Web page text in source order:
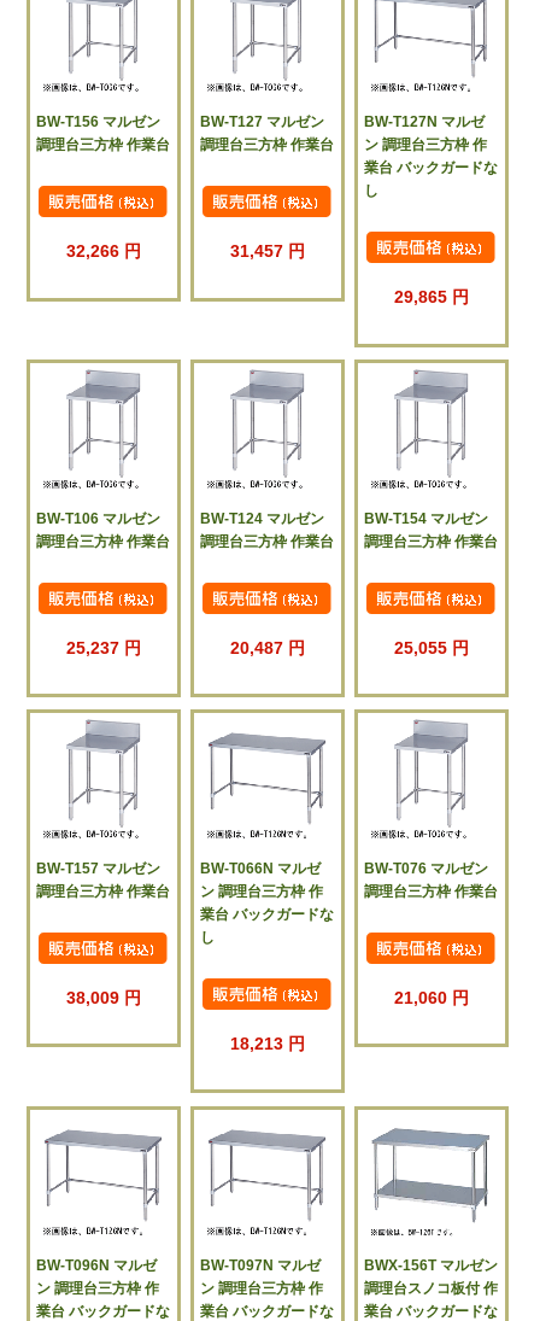
BW-T156 マルゼン
調理台三方枠 作業台
32,266 円
BW-T127 マルゼン
調理台三方枠 作業台
31,457 円
BW-T127N マルゼ
ン 調理台三方枠 作
業台 バックガードな
し
29,865 円
BW-T106 マルゼン
調理台三方枠 作業台
25,237 円
BW-T124 マルゼン
調理台三方枠 作業台
20,487 円
BW-T154 マルゼン
調理台三方枠 作業台
25,055 円
BW-T157 マルゼン
調理台三方枠 作業台
38,009 円
BW-T066N マルゼ
ン 調理台三方枠 作
業台 バックガードな
し
18,213 円
BW-T076 マルゼン
調理台三方枠 作業台
21,060 円
BW-T096N マルゼ
ン 調理台三方枠 作
業台 バックガードな
BW-T097N マルゼ
ン 調理台三方枠 作
業台 バックガードな
BWX-156T マルゼン
調理台スノコ板付 作
業台 バックガードな